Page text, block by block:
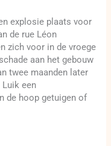
explosie plaats voor
de rue Léon
zich voor in de vroege
aan het gebouw
twee maanden later
een
de hoop getuigen of